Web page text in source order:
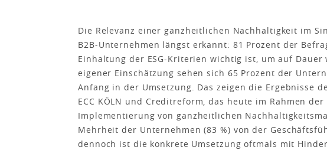
Die Relevanz einer ganzheitlichen Nachhaltigkeit im
B2B-Unternehmen längst erkannt: 81 Prozent der
Einhaltung der ESG-Kriterien wichtig ist, um auf
eigener Einschätzung sehen sich 65 Prozent der
Anfang in der Umsetzung. Das zeigen die Ergebnisse
ECC KÖLN und Creditreform, das heute im Rahmen
Implementierung von ganzheitlichen
Mehrheit der Unternehmen (83 %) von der
dennoch ist die konkrete Umsetzung oftmals mit